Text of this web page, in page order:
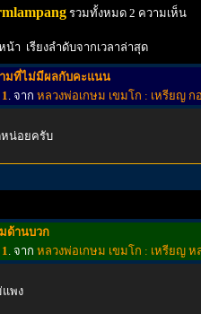
รวมทั้งหมด 2 ความเห็น
า เรียงลำดับจากเวลาล่าสุด
มที่ไม่มีผลกับคะแนน
1. จาก หลวงพ่อเกษม เขมโก : เหรียญ
น่อยครับ
ด้านบวก
1. จาก หลวงพ่อเกษม เขมโก : เหรียญ ห
พง